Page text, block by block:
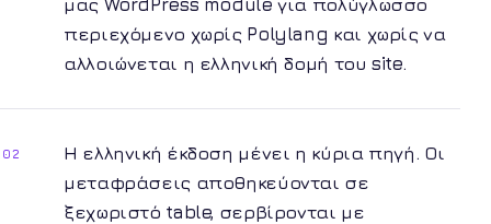
μας WordPress module για πολύγλωσσο
περιεχόμενο χωρίς Polylang και χωρίς να
αλλοιώνεται η ελληνική δομή του site.
02
Η ελληνική έκδοση μένει η κύρια πηγή. Οι
μεταφράσεις αποθηκεύονται σε
ξεχωριστό table, σερβίρονται με